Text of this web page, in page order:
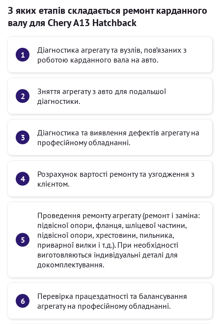
З яких етапів складається ремонт карданного
валу для Chery A13 Hatchback
Діагностика агрегату та вузлів, пов’язаних з
роботою карданного вала на авто.
Зняття агрегату з авто для подальшої
діагностики.
Діагностика та виявлення дефектів агрегату на
професійному обладнанні.
Розрахунок вартості ремонту та узгодження з
клієнтом.
Проведення ремонту агрегату (ремонт і заміна:
підвісної опори, фланця, шліцевої частини,
підвісної опори, хрестовини, пильника,
приварної вилки і т.д.). При необхідності
виготовляються індивідуальні деталі для
докомплектування.
Перевірка працездатності та балансування
агрегату на професійному обладнанні.